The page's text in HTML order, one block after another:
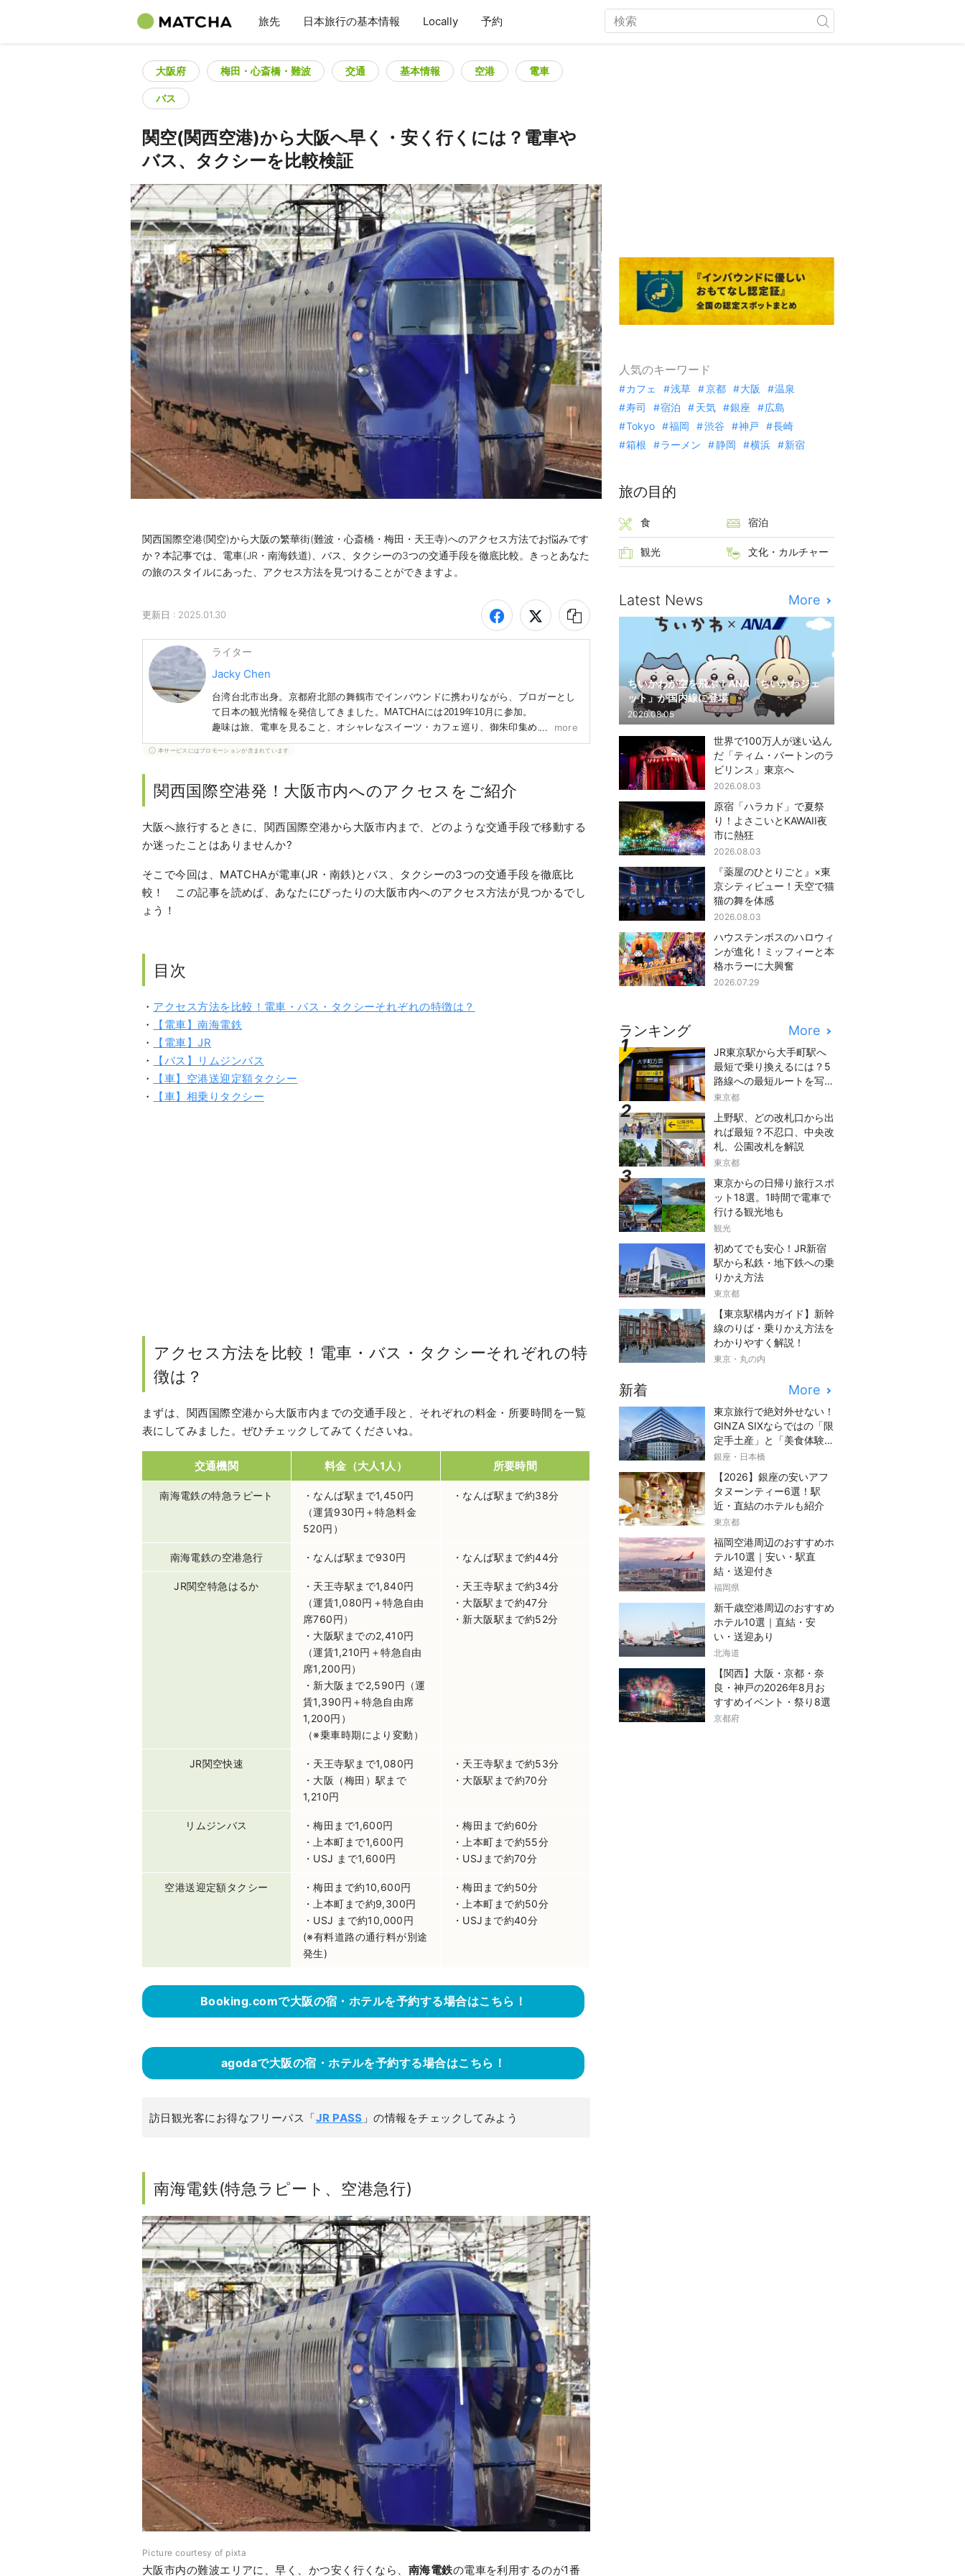
旅先 日本旅行の基本情報 Locally 予約
大阪府 梅田・心斎橋・難波 交通 基本情報 空港 電車
バス
関空(関西空港)から大阪へ早く・安く行くには？電車や
バス、タクシーを比較検証
関西国際空港(関空)から大阪の繁華街(難波・心斎橋・梅田・天王寺)へのアクセス方法でお悩みです
か？本記事では、電車(JR・南海鉄道)、バス、タクシーの3つの交通手段を徹底比較。きっとあなた
の旅のスタイルにあった、アクセス方法を見つけることができますよ。
更新日 : 2025.01.30
ライター
Jacky Chen
台湾台北市出身。京都府北部の舞鶴市でインバウンドに携わりながら、ブロガーとし
て日本の観光情報を発信してきました。MATCHAには2019年10月に参加。
趣味は旅、電車を見ること、オシャレなスイーツ・カフェ巡り、御朱印集め、ミュー
ジカル観劇、写真撮影など。幅広過ぎて、自分でも不思議に思っています。
more
本サービスにはプロモーションが含まれています
関西国際空港発！大阪市内へのアクセスをご紹介
大阪へ旅行するときに、関西国際空港から大阪市内まで、どのような交通手段で移動する
か迷ったことはありませんか?
そこで今回は、MATCHAが電車(JR・南鉄)とバス、タクシーの3つの交通手段を徹底比
較！ この記事を読めば、あなたにぴったりの大阪市内へのアクセス方法が見つかるでし
ょう！
目次
・ アクセス方法を比較！電車・バス・タクシーそれぞれの特徴は？
・
【電車】南海電鉄
・
【電車】JR
・
【バス】リムジンバス
・
【車】空港送迎定額タクシー
・
【車】相乗りタクシー
アクセス方法を比較！電車・バス・タクシーそれぞれの特
徴は？
まずは、関西国際空港から大阪市内までの交通手段と、それぞれの料金・所要時間を一覧
表にしてみました。ぜひチェックしてみてくださいね。
交通機関 料金（大人1人） 所要時間
南海電鉄の特急ラピート
・なんば駅まで1,450円
（運賃930円＋特急料金
520円）
・なんば駅まで約38分
南海電鉄の空港急行 ・なんば駅まで930円 ・なんば駅まで約44分
JR関空特急はるか
・天王寺駅まで1,840円
（運賃1,080円＋特急自由
席760円）
・大阪駅までの2,410円
（運賃1,210円＋特急自由
席1,200円）
・新大阪まで2,590円（運
賃1,390円＋特急自由席
1,200円）
（※乗車時期により変動）
・天王寺駅まで約34分
・大阪駅まで約47分
・新大阪駅まで約52分
JR関空快速
・天王寺駅まで1,080円
・大阪（梅田）駅まで
1,210円
・天王寺駅まで約53分
・大阪駅まで約70分
リムジンバス
・梅田まで1,600円
・上本町まで1,600円
・USJ まで1,600円
・梅田まで約60分
・上本町まで約55分
・USJまで約70分
空港送迎定額タクシー
・梅田まで約10,600円
・上本町まで約9,300円
・USJ まで約10,000円
(※有料道路の通行料が別途
発生)
・梅田まで約50分
・上本町まで約50分
・USJまで約40分
Booking.comで大阪の宿・ホテルを予約する場合はこちら！
agodaで大阪の宿・ホテルを予約する場合はこちら！
訪日観光客にお得なフリーパス「JR PASS 」の情報をチェックしてみよう
南海電鉄(特急ラピート、空港急行)
Picture courtesy of pixta
大阪市内の難波エリアに、早く、かつ安く行くなら、 南海電鉄の電車を利用するのが1番
人気のキーワード
カフェ 浅草 京都 大阪
温泉
寿司
宿泊 天気 銀座
広島
Tokyo
福岡 渋谷 神戸
長崎
箱根
ラーメン 静岡 横浜 新宿
旅の目的
食 宿泊
観光 文化・カルチャー
Latest News More
ちいかわが空を飛ぶ！ANA「ちいかわジェ
ット」が国内線に登場
2026.08.05
世界で100万人が迷い込ん
だ「ティム・バートンのラ
ビリンス」東京へ
2026.08.03
原宿「ハラカド」で夏祭
り！よさこいとKAWAII夜
市に熱狂
2026.08.03
『薬屋のひとりごと』×東
京シティビュー！天空で猫
猫の舞を体感
2026.08.03
ハウステンボスのハロウィ
ンが進化！ミッフィーと本
格ホラーに大興奮
2026.07.29
ランキング More
JR東京駅から大手町駅へ
最短で乗り換えるには？5
路線への最短ルートを写真
つきでご紹介
東京都
上野駅、どの改札口から出
れば最短？不忍口、中央改
札、公園改札を解説
東京都
東京からの日帰り旅行スポ
ット18選。1時間で電車で
行ける観光地も
観光
初めてでも安心！JR新宿
駅から私鉄・地下鉄への乗
りかえ方法
東京都
【東京駅構内ガイド】新幹
線のりば・乗りかえ方法を
わかりやすく解説！
東京・丸の内
新着 More
東京旅行で絶対外せない！
GINZA SIXならではの「限
定手土産」と「美食体験」
完全ガイド
銀座・日本橋
【2026】銀座の安いアフ
タヌーンティー6選！駅
近・直結のホテルも紹介
東京都
福岡空港周辺のおすすめホ
テル10選｜安い・駅直
結・送迎付き
福岡県
新千歳空港周辺のおすすめ
ホテル10選｜直結・安
い・送迎あり
北海道
【関西】大阪・京都・奈
良・神戸の2026年8月お
すすめイベント・祭り8選
京都府